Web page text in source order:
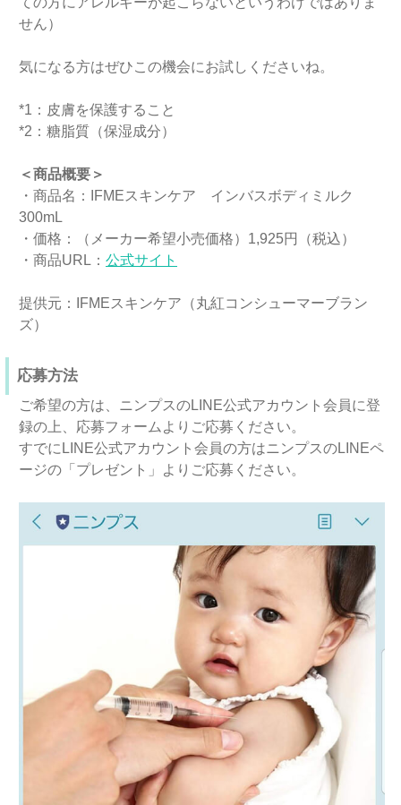
せん）
気になる方はぜひこの機会にお試しくださいね。
*1：皮膚を保護すること
*2：糖脂質（保湿成分）
＜商品概要＞
・商品名：IFMEスキンケア インバスボディミルク
300mL
・価格：（メーカー希望小売価格）1,925円（税込）
・商品URL： 公式サイト
提供元：IFMEスキンケア（丸紅コンシューマーブラン
ズ）
応募方法
ご希望の方は、ニンプスのLINE公式アカウント会員に登
録の上、応募フォームよりご応募ください。
すでにLINE公式アカウント会員の方はニンプスのLINEペ
ージの「プレゼント」よりご応募ください。